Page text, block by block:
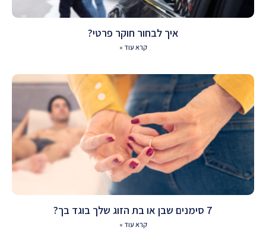
איך לבחור חוקר פרטי?
קרא עוד »
7 סימנים שבן או בת הזוג שלך בוגד בך?
קרא עוד »